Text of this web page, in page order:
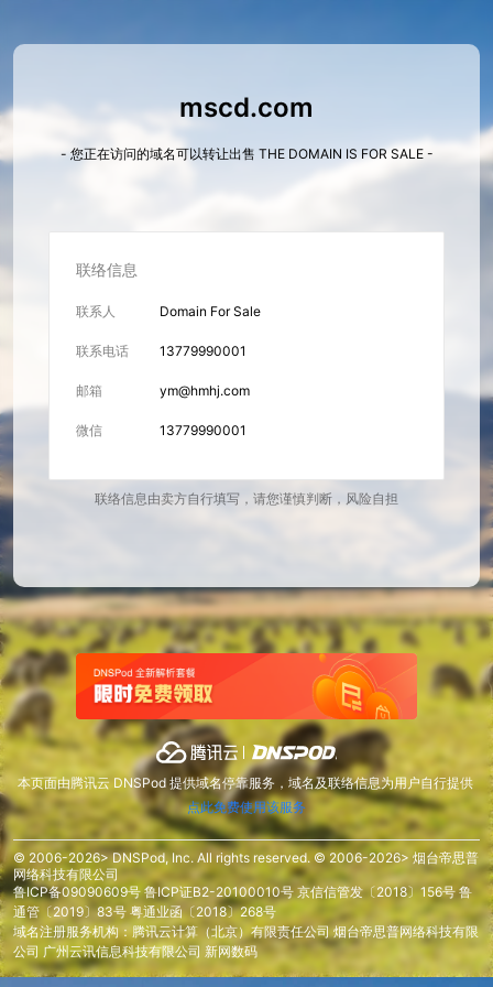
mscd.com
- 您正在访问的域名可以转让出售 THE DOMAIN IS FOR SALE -
联络信息
联系人 Domain For Sale
联系电话 13779990001
邮箱 ym@hmhj.com
微信 13779990001
联络信息由卖方自行填写，请您谨慎判断，风险自担
本页面由腾讯云 DNSPod 提供域名停靠服务，域名及联络信息为用户自行提供
点此免费使用该服务
© 2006-2026> DNSPod, Inc. All rights reserved. © 2006-2026> 烟台帝思普
网络科技有限公司
鲁ICP备09090609号 鲁ICP证B2-20100010号 京信信管发〔2018〕156号 鲁
通管〔2019〕83号 粤通业函〔2018〕268号
域名注册服务机构：腾讯云计算（北京）有限责任公司 烟台帝思普网络科技有限
公司 广州云讯信息科技有限公司 新网数码